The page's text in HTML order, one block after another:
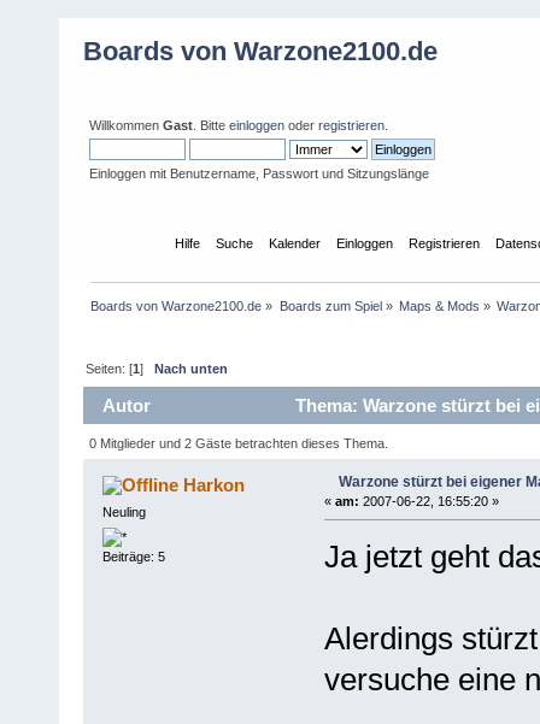
Boards von Warzone2100.de
Willkommen Gast . Bitte einloggen oder registrieren
Einloggen mit Benutzername, Passwort und Sitzungslänge
Hilfe Suche Kalender Einloggen Registrieren
Boards von Warzone2100.de » Boards zum Spiel» Maps & Mods »
Seiten: [1]Nach unten
Autor Thema: Warzone stürzt bei
0 Mitglieder und 2 Gäste betrachten dieses Thema.
Harkon
Neuling
Beiträge: 5
Warzone stürzt bei eigener
« am: 2007-06-22, 16:55:20 »
Ja jetzt geht
Alerdings
versuche eine